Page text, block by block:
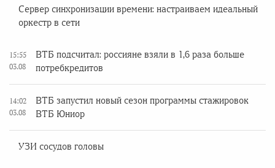
Сервер синхронизации времени: настраиваем идеальный
оркестр в сети
15:55
03.08
ВТБ подсчитал: россияне взяли в 1,6 раза больше
потребкредитов
14:02
03.08
ВТБ запустил новый сезон программы стажировок
ВТБ Юниор
УЗИ сосудов головы